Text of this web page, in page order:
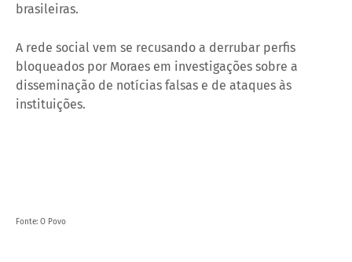
brasileiras.
A rede social vem se recusando a derrubar perfis
bloqueados por Moraes em investigações sobre a
disseminação de notícias falsas e de ataques às
instituições.
Fonte: O Povo